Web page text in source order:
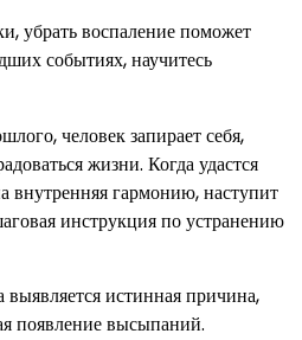
убрать воспаление поможет
событиях, научитесь
человек запирает себя,
жизни. Когда удастся
внутренняя гармонию, наступит
инструкция по устранению
истинная причина,
появление высыпаний.